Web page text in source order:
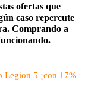
ofertas que
caso repercute
Comprando a
Legion 5 ¡con 17%